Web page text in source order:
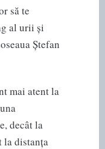
să te
al urii și
Ștefan
mai atent la
decât la
la distanța